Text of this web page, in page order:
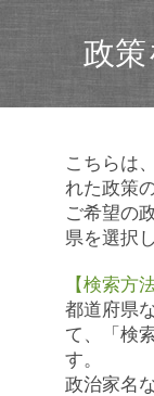
政策
こちらは
れた政策
ご希望の
県を選択
【検索方法
都道府県
て、「検
す。
政治家名